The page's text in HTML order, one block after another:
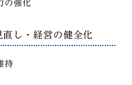
の強化
し・経営の健全化
持